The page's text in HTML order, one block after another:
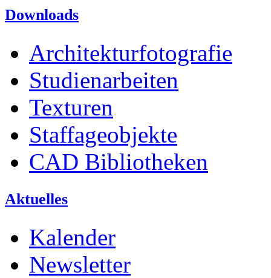
Downloads
Architekturfotografie
Studienarbeiten
Texturen
Staffageobjekte
CAD Bibliotheken
Aktuelles
Kalender
Newsletter